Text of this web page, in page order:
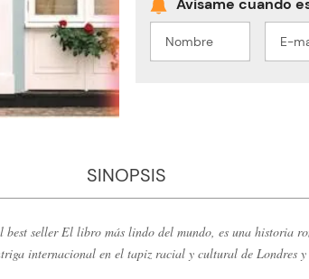
SINOPSIS
seller El libro más lindo del mundo, es una historia
internacional en el tapiz racial y cultural de Londres y